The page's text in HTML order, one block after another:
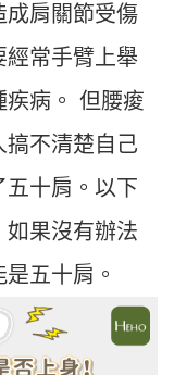
成肩關節受傷
經常手臂上舉
疾病。 但腰痠
搞不清楚自己
五十肩。以下
如果沒有辦法
五十肩。